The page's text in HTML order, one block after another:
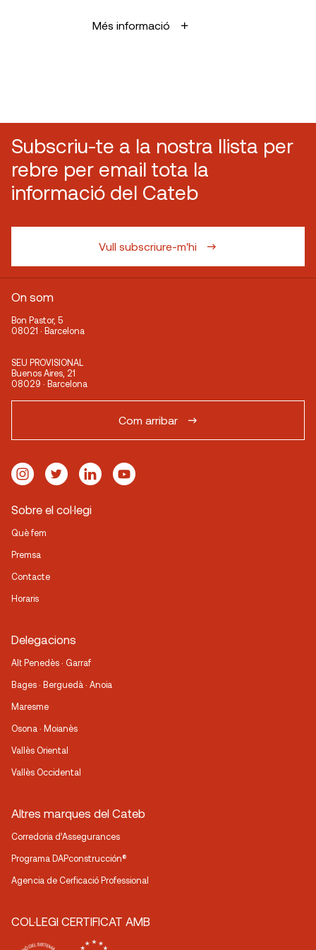
Més informació
Subscriu-te a la nostra llista per
rebre per email tota la
informació del Cateb
Vull subscriure-m'hi
On som
Bon Pastor, 5
08021 · Barcelona
SEU PROVISIONAL
Buenos Aires, 21
08029 · Barcelona
Com arribar
Sobre el col·legi
Què fem
Premsa
Contacte
Horaris
Delegacions
Alt Penedès · Garraf
Bages · Berguedà · Anoia
Maresme
Osona · Moianès
Vallès Oriental
Vallès Occidental
Altres marques del Cateb
Corredoria d’Assegurances
Programa DAPconstrucción®
Agencia de Cerficació Professional
COL·LEGI CERTIFICAT AMB